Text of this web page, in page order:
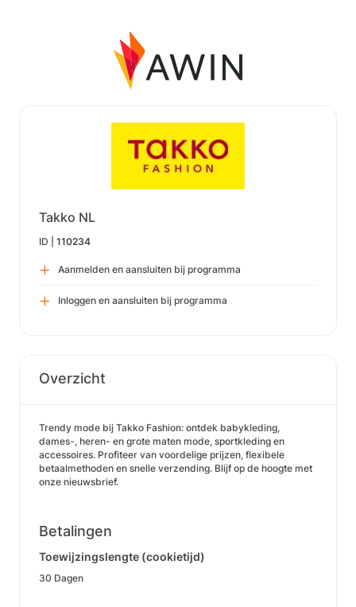
Takko NL
ID | 110234
Aanmelden en aansluiten bij programma
Inloggen en aansluiten bij programma
Overzicht
Trendy mode bij Takko Fashion: ontdek babykleding,
dames-, heren- en grote maten mode, sportkleding en
accessoires. Profiteer van voordelige prijzen, flexibele
betaalmethoden en snelle verzending. Blijf op de hoogte met
onze nieuwsbrief.
Betalingen
Toewijzingslengte (cookietijd)
30 Dagen